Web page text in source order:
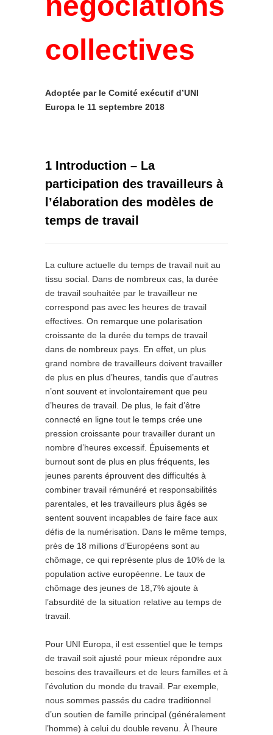
collectives
Adoptée par le Comité exécutif d’UNI
Europa le 11 septembre 2018
1 Introduction – La
participation des travailleurs à
l’élaboration des modèles de
temps de travail
La culture actuelle du temps de travail nuit au
tissu social. Dans de nombreux cas, la durée
de travail souhaitée par le travailleur ne
correspond pas avec les heures de travail
effectives. On remarque une polarisation
croissante de la durée du temps de travail
dans de nombreux pays. En effet, un plus
grand nombre de travailleurs doivent travailler
de plus en plus d’heures, tandis que d’autres
n’ont souvent et involontairement que peu
d’heures de travail. De plus, le fait d’être
connecté en ligne tout le temps crée une
pression croissante pour travailler durant un
nombre d’heures excessif. Épuisements et
burnout sont de plus en plus fréquents, les
jeunes parents éprouvent des difficultés à
combiner travail rémunéré et responsabilités
parentales, et les travailleurs plus âgés se
sentent souvent incapables de faire face aux
défis de la numérisation. Dans le même temps,
près de 18 millions d’Européens sont au
chômage, ce qui représente plus de 10% de la
population active européenne. Le taux de
chômage des jeunes de 18,7% ajoute à
l’absurdité de la situation relative au temps de
travail.
Pour UNI Europa, il est essentiel que le temps
de travail soit ajusté pour mieux répondre aux
besoins des travailleurs et de leurs familles et à
l’évolution du monde du travail. Par exemple,
nous sommes passés du cadre traditionnel
d’un soutien de famille principal (généralement
l’homme) à celui du double revenu. À l’heure